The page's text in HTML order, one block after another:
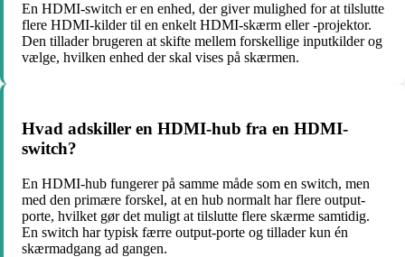
En HDMI-switch er en enhed, der giver mulighed for at tilslutte
flere HDMI-kilder til en enkelt HDMI-skærm eller -projektor.
Den tillader brugeren at skifte mellem forskellige inputkilder og
vælge, hvilken enhed der skal vises på skærmen.
Hvad adskiller en HDMI-hub fra en HDMI-
switch?
En HDMI-hub fungerer på samme måde som en switch, men
med den primære forskel, at en hub normalt har flere output-
porte, hvilket gør det muligt at tilslutte flere skærme samtidig.
En switch har typisk færre output-porte og tillader kun én
skærmadgang ad gangen.